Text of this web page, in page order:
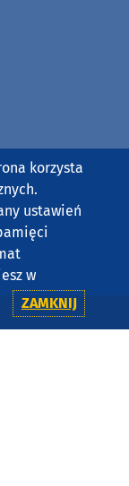
korzysta
ustawień
w
ZAMKNIJ